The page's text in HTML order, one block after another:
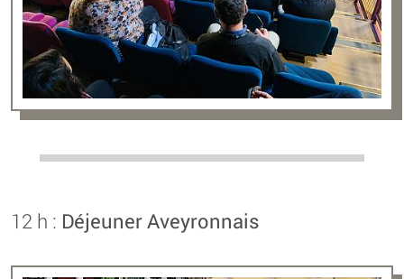
12 h : Déjeuner Aveyronnais